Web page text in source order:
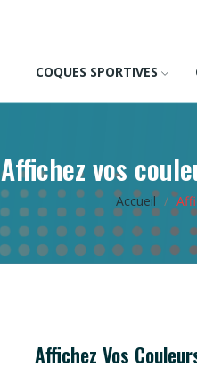
COQUES SPORTIVES
Affichez vos
Accueil
Affichez Vos